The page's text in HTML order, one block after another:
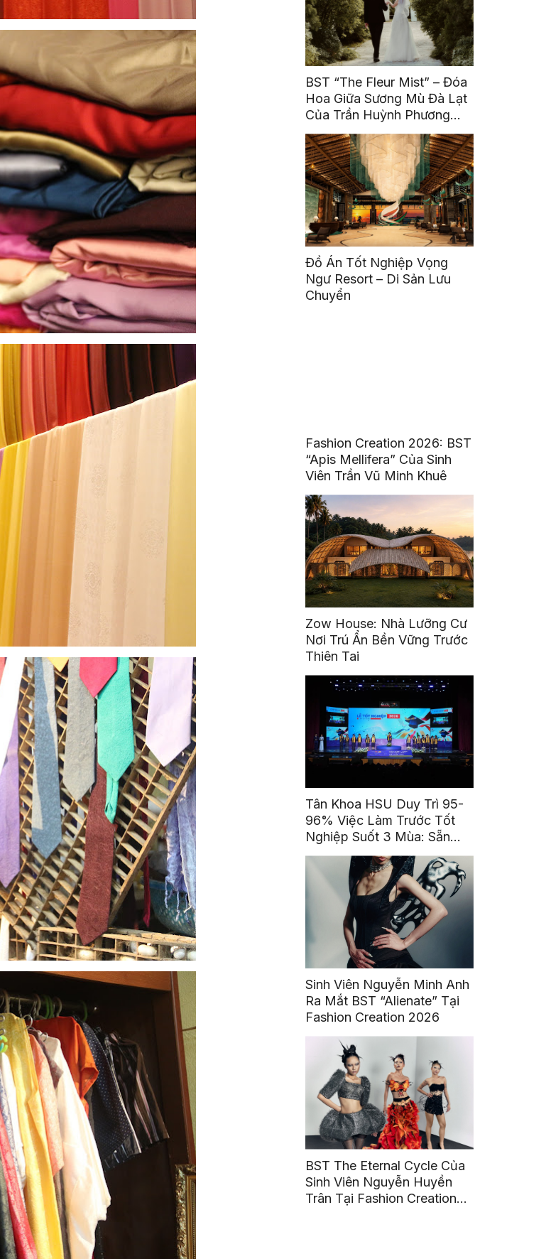
BST “The Fleur Mist” – Đóa
Hoa Giữa Sương Mù Đà Lạt
Của Trần Huỳnh Phương
Uyên
Đồ Án Tốt Nghiệp Vọng
Ngư Resort – Di Sản Lưu
Chuyển
Fashion Creation 2026: BST
“Apis Mellifera” Của Sinh
Viên Trần Vũ Minh Khuê
Zow House: Nhà Lưỡng Cư
Nơi Trú Ẩn Bền Vững Trước
Thiên Tai
Tân Khoa HSU Duy Trì 95-
96% Việc Làm Trước Tốt
Nghiệp Suốt 3 Mùa: Sẵn
Sàng Trở Thành Những Cái
Tên Được Tin Cậy
Sinh Viên Nguyễn Minh Anh
Ra Mắt BST “Alienate” Tại
Fashion Creation 2026
BST The Eternal Cycle Của
Sinh Viên Nguyễn Huyền
Trân Tại Fashion Creation